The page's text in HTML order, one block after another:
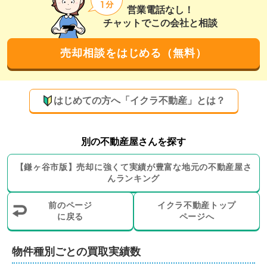
営業電話なし！
チャットでこの会社と相談
売却相談をはじめる（無料）
はじめての方へ「イクラ不動産」とは？
別の不動産屋さんを探す
【鎌ヶ谷市版】売却に強くて実績が豊富な地元の不動産屋さ
んランキング
前のページ
に戻る
イクラ不動産トップ
ページへ
いる証だと自負しております。
弊社は早期成約実現に向け「囲い込み」などは決してせ
ず、すぐに各不動産会社へ情報を公開いたします。公正
安心してお任せください。
買取にも注力！相続や離婚による売却なども得
意です
弊社は、売買仲介だけでなく時間をかけずに不動産を現
金化できる「買取」にも注力しています。売却期限のあ
るお客様や、近所に知られずに売却されたいお客様も安
心してご相談ください。
さらに弊社は、税理士や司法書士、土地家屋調査士、建
築士とも連携。相続や離婚による売却など専門知識が必
物件種別ごとの買取実績数